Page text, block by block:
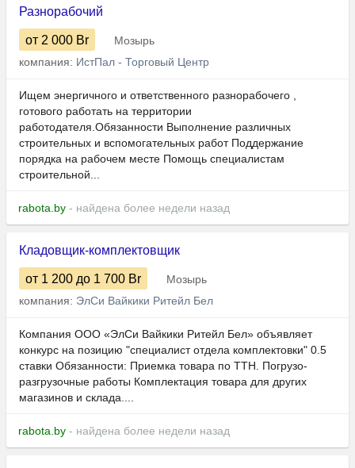
Разнорабочий
от 2 000 Br
Мозырь
компания: ИстПал - Торговый Центр
Ищем энергичного и ответственного разнорабочего ,
готового работать на территории
работодателя.Обязанности Выполнение различных
строительных и вспомогательных работ Поддержание
порядка на рабочем месте Помощь специалистам
строительной...
rabota.by - найдена более недели назад
Кладовщик-комплектовщик
от 1 200 до 1 700 Br
Мозырь
компания: ЭлСи Вайкики Ритейл Бел
Компания ООО «ЭлСи Вайкики Ритейл Бел» объявляет
конкурс на позицию "специалист отдела комплектовки" 0.5
ставки Обязанности: Приемка товара по ТТН. Погрузо-
разгрузочные работы Комплектация товара для других
магазинов и склада....
rabota.by - найдена более недели назад